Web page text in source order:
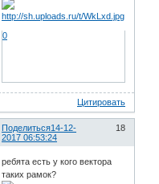
0
Цитировать
Поделиться 18
14-12-
2017 06:53:24
ребята есть у кого вектора
таких рамок?